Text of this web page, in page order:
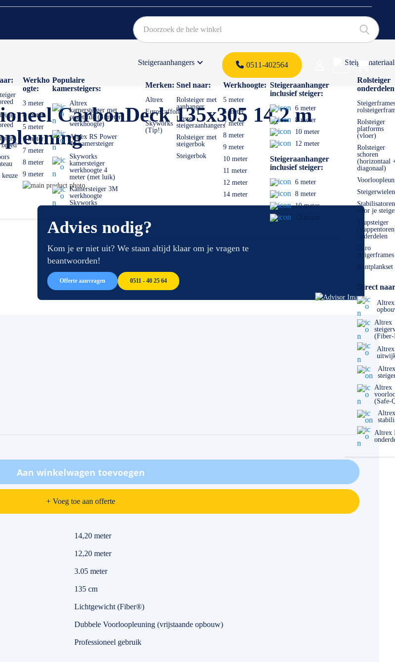
0511-402564
keuze
Werkho
ogte:
3 meter
4 meter
5 meter
6 meter
7 meter
8 meter
9 meter
Populaire
kamersteigers:
Altrex
kamersteiger met
opzetstuk (4 meter
werkhoogte)
Altrex RS Power
44 kamersteiger
Skyworks
kamersteiger
werkhoogte 4
meter (met luik)
Kamersteiger 3M
werkhoogte
Skyworks
Steigeraanhangers
Merken:
Altrex
Euroscaffold
Skyworks
(Tip!)
Snel naar:
Rolsteiger met
aanhanger
Losse
steigeraanhangers
Rolsteiger met
steigerbok
Steigerbok
Werkhoogte:
5 meter
6 meter
7 meter
8 meter
9 meter
10 meter
11 meter
12 meter
14 meter
Steigeraanhanger
inclusief steiger:
6 meter
8 meter
10 meter
12 meter
Steigeraanhanger
inclusief steiger:
6 meter
8 meter
10 meter
Steigermateriaal
Rolsteiger
Rolsteiger
platforms
(vloer)
Rolsteiger
schoren
(horizontaal
diagonaal)
Steigerwielen
Stabilisatoren
voor je
Trapsteiger
onderdelen
Euro
steigerframes
Kantplankset
Direct
Altrex
Altrex
Altrex
Altrex
Altrex
(Safe-
Altrex
Altrex
CarbonDeck 135x305 14,2 m
Ga
afbeeldingen-
Advies nodig?
Kom je er niet uit? We staan altijd klaar om je vragen te
beantwoorden!
Offerte aanvragen 0511 - 40 25 64
Aan winkelwagen toevoegen
+ Voeg toe aan offerte
14,20 meter
12,20 meter
3.05 meter
135 cm
Lichtgewicht (Fiber®)
Dubbele Voorloopleuning (vrijstaande opbouw)
Professioneel gebruik